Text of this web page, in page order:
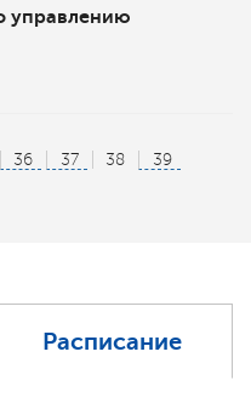
36 37 38
39
Расписание